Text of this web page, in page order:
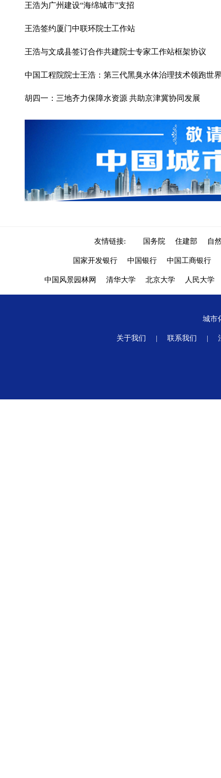
王浩为广州建设“海绵城市”支招
王浩签约厦门中联环院士工作站
王浩与文成县签订合作共建院士专家工作站框架协议
中国工程院院士王浩：第三代黑臭水体治理技术领跑世
胡四一：三地齐力保障水资源 共助京津冀协同发展
友情链接: 国务院 住建部 自
国家开发银行 中国银行 中国工商银行
中国风景园林网 清华大学 北京大学 人民大学
城市
关于我们 | 联系我们 |